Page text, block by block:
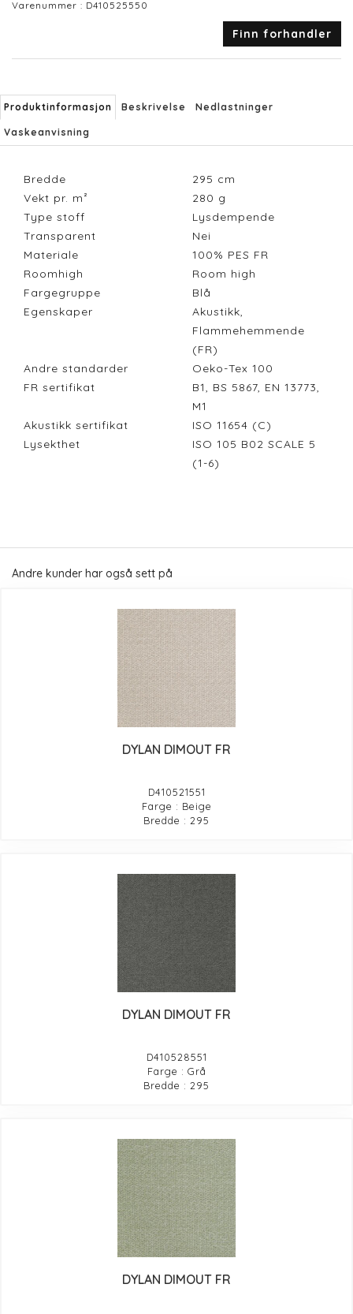
Varenummer : D410525550
Finn forhandler
Produktinformasjon Beskrivelse Nedlastninger
Vaskeanvisning
Bredde 295 cm
Vekt pr. m²
280 g
Type stoff
Lysdempende
Transparent
Nei
Materiale
100% PES FR
Roomhigh
Room high
Fargegruppe
Blå
Egenskaper
Akustikk,
Flammehemmende
(FR)
Andre standarder
Oeko-Tex 100
FR sertifikat
B1, BS 5867, EN 13773,
M1
Akustikk sertifikat
ISO 11654 (C)
Lysekthet
ISO 105 B02 SCALE 5
(1-6)
Andre kunder har også sett på
DYLAN DIMOUT FR
D410521551
Farge : Beige
Bredde : 295
DYLAN DIMOUT FR
D410528551
Farge : Grå
Bredde : 295
DYLAN DIMOUT FR